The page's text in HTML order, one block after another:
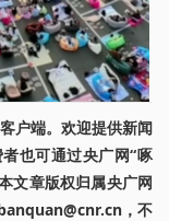
户端。欢迎提供新闻
也可通过央广网“啄
文章版权归属央广网
，不